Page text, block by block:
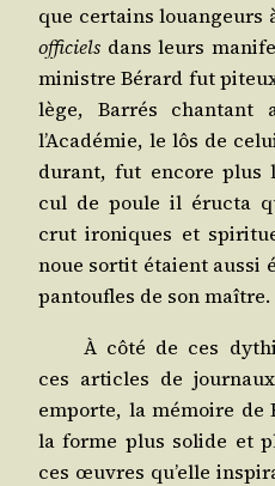
que cer­tains
offi­ciels dans leurs
ministre Bérard fut
lège, Bar­rés chan­tant
l’Académie, le lôs de
durant, fut encore plus
cul de poule il éruc­ta
crut iro­niques et
noue sor­tit étaient aus­si
pan­toufles de son maître.
À côté de ces
ces articles de
emporte, la mémoire de
la forme plus solide et
ces œuvres qu’elle